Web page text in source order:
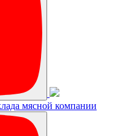
мясной компании